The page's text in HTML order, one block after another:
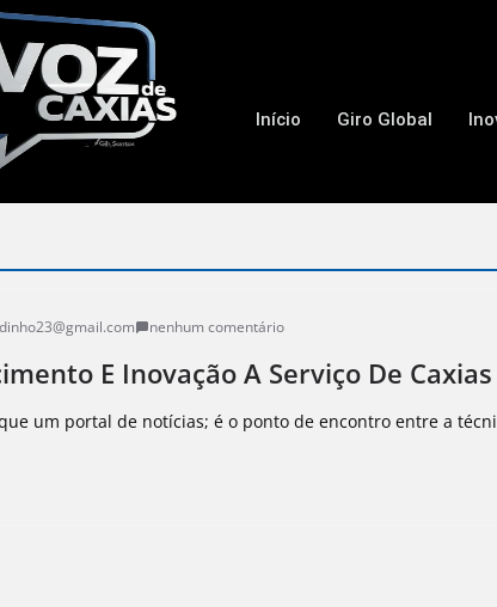
Início Giro Global
nenhum comentário
E Inovação A Serviço De Caxias
um portal de notícias; é o ponto de encontro entre a